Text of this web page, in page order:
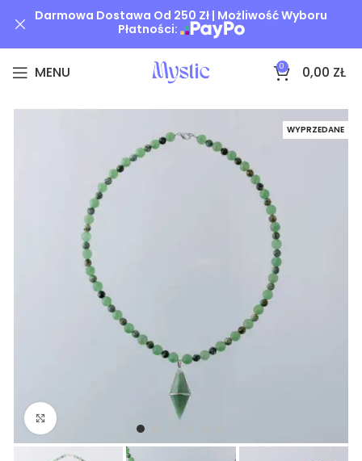
MENU 0 0,00 ZŁ
WYPRZEDANE
Kliknij, aby powiększyć
Darmowa Dostawa Od 250 Zł | Możliwość Wyboru
Płatności: